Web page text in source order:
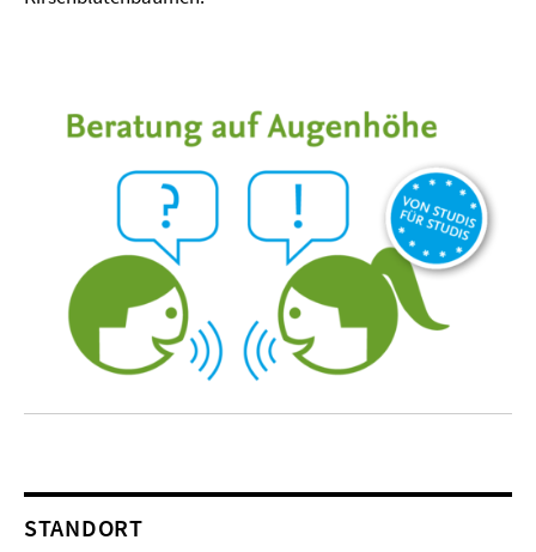
STANDORT